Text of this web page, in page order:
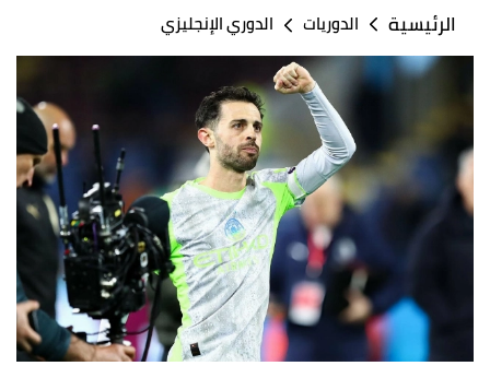
الرئيسية الدوريات الدوري الإنجليزي